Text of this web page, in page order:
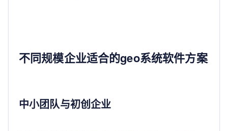
不同规模企业适合的geo系统软件方案
中小团队与初创企业